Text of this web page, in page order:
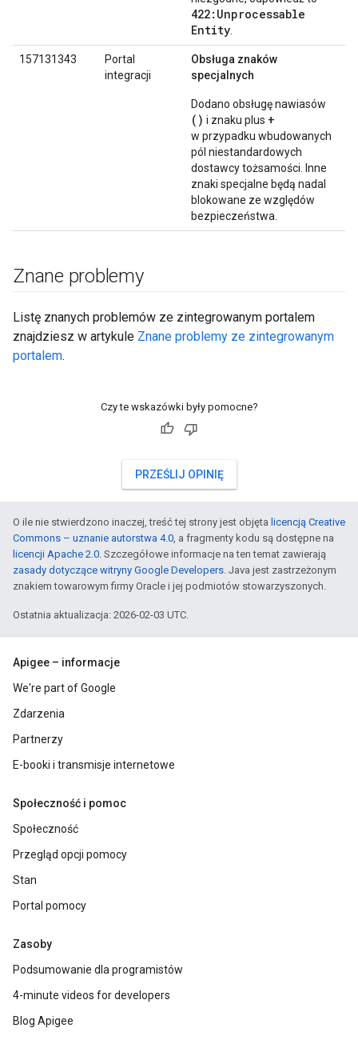
422:Unprocessable
Entity
157131343
Portal
integracji
Obsługa znaków
specjalnych
Dodano obsługę nawiasów
() i znaku plus +
w przypadku wbudowanych
pól niestandardowych
dostawcy tożsamości. Inne
znaki specjalne będą nadal
blokowane ze względów
bezpieczeństwa.
Znane problemy
Listę znanych problemów ze zintegrowanym portalem
znajdziesz w artykule Znane problemy ze zintegrowanym
portalem.
Czy te wskazówki były pomocne?
PRZEŚLIJ OPINIĘ
O ile nie stwierdzono inaczej, treść tej strony jest objęta licencją Creative
Commons – uznanie autorstwa 4.0, a fragmenty kodu są dostępne na
licencji Apache 2.0. Szczegółowe informacje na ten temat zawierają
zasady dotyczące witryny Google Developers. Java jest zastrzeżonym
znakiem towarowym firmy Oracle i jej podmiotów stowarzyszonych.
Ostatnia aktualizacja: 2026-02-03 UTC.
Apigee – informacje
We're part of Google
Zdarzenia
Partnerzy
E-booki i transmisje internetowe
Społeczność i pomoc
Społeczność
Przegląd opcji pomocy
Stan
Portal pomocy
Zasoby
Podsumowanie dla programistów
4-minute videos for developers
Blog Apigee